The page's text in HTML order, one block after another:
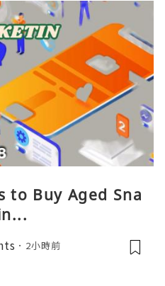
to Buy Aged Sna
2小時前